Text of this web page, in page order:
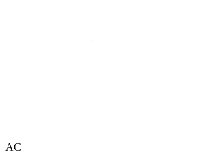
AC